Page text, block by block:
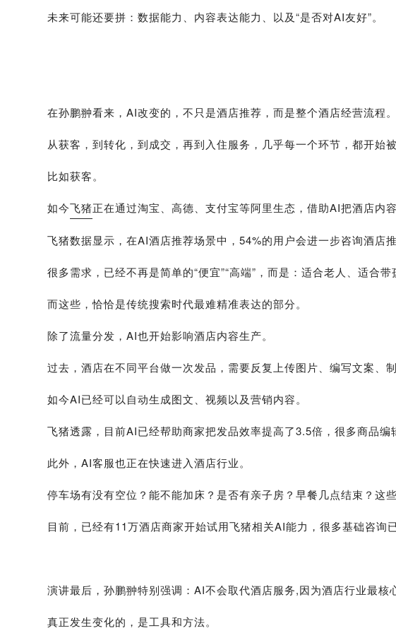
未来可能还要拼：数据能力、内容表达能力、以及“是否对AI友好”。
在孙鹏翀看来，AI改变的，不只是酒店推荐，而是整个酒店经营流程。
从获客，到转化，到成交，再到入住服务，几乎每一个环节，都开始被
比如获客。
如今飞猪正在通过淘宝、高德、支付宝等阿里生态，借助AI把酒店内
飞猪数据显示，在AI酒店推荐场景中，54%的用户会进一步咨询酒店
很多需求，已经不再是简单的“便宜”“高端”，而是：适合老人、适合
而这些，恰恰是传统搜索时代最难精准表达的部分。
除了流量分发，AI也开始影响酒店内容生产。
过去，酒店在不同平台做一次发品，需要反复上传图片、编写文案、制
如今AI已经可以自动生成图文、视频以及营销内容。
飞猪透露，目前AI已经帮助商家把发品效率提高了3.5倍，很多商品编
此外，AI客服也正在快速进入酒店行业。
停车场有没有空位？能不能加床？是否有亲子房？早餐几点结束？这
目前，已经有11万酒店商家开始试用飞猪相关AI能力，很多基础咨询
演讲最后，孙鹏翀特别强调：AI不会取代酒店服务,因为酒店行业最核
真正发生变化的，是工具和方法。